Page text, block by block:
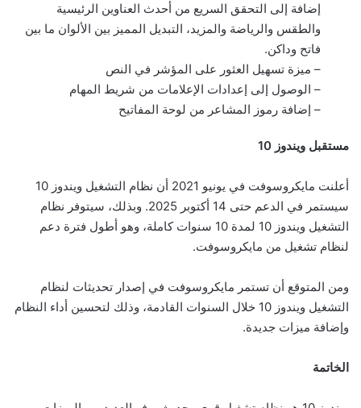
إضافة إلى التحقق السريع من أحدث العناوين الرئيسية
والطقس والرياضة والمزيد، التبديل المميز بين الألوان ما بين
فاتح وداكن.
– ميزة تسهيل العثور على المؤشر في النص
– الوصول إلى إعدادات الإعلامات‬ من شريط المهام
– إضافة رموز المشاعر من لوحة المفاتيح
مستقبل ويندوز 10
أعلنت مايكروسوفت في يونيو 2021 أن نظام التشغيل ويندوز 10
سيستمر في الدعم حتى 14 أكتوبر 2025. وبذلك، سيتوفر نظام
التشغيل ويندوز 10 لمدة 10 سنوات كاملة، وهو أطول فترة دعم
لنظام تشغيل من مايكروسوفت.
ومن المتوقع أن تستمر مايكروسوفت في إصدار تحديثات لنظام
التشغيل ويندوز 10 خلال السنوات القادمة، وذلك لتحسين أداء النظام
وإضافة ميزات جديدة.
الخاتمة